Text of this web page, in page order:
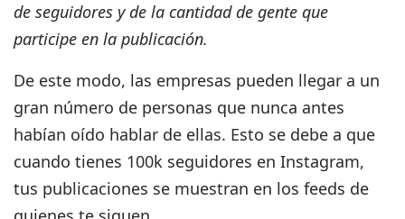
de seguidores y de la cantidad de gente que
participe en la publicación.
De este modo, las empresas pueden llegar a un
gran número de personas que nunca antes
habían oído hablar de ellas. Esto se debe a que
cuando tienes 100k seguidores en Instagram,
tus publicaciones se muestran en los feeds de